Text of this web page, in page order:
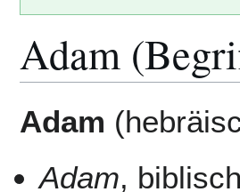
Adam
Navigation
Suche
Adam
Adam,